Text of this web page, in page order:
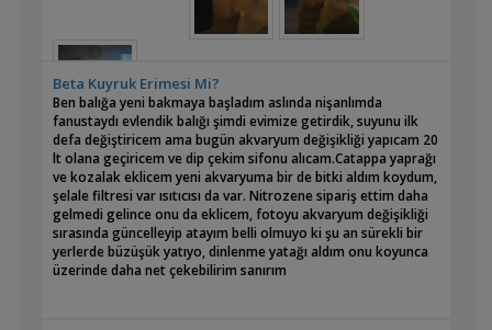
Beta Kuyruk Erimesi Mi?
Ben balığa yeni bakmaya başladım aslında nişanlımda
fanustaydı evlendik balığı şimdi evimize getirdik, suyunu ilk
defa değiştiricem ama bugün akvaryum değişikliği yapıcam 20
lt olana geçiricem ve dip çekim sifonu alıcam.Catappa yaprağı
ve kozalak eklicem yeni akvaryuma bir de bitki aldım koydum,
şelale filtresi var ısıtıcısı da var. Nitrozene sipariş ettim daha
gelmedi gelince onu da eklicem, fotoyu akvaryum değişikliği
sırasında güncelleyip atayım belli olmuyo ki şu an sürekli bir
yerlerde büzüşük yatıyo, dinlenme yatağı aldım onu koyunca
üzerinde daha net çekebilirim sanırım